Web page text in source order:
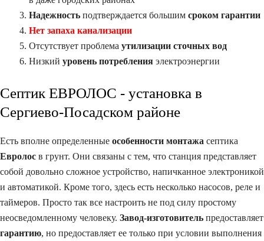
Надежность подтверждается большим сроком гарантии
Нет запаха канализации
Отсутствует проблемаутилизации сточных вод
Низкийуровень потребления электроэнергии
Септик ЕВРОЛОС - установка в
Сергиево-Посадском районе​
Есть вполне определенные особенности монтажа септика
Евролос в грунт. Они связаны с тем, что станция представляет
собой довольно сложное устройство, напичканное электроникой
и автоматикой. Кроме того, здесь есть несколько насосов, реле и
таймеров. Просто так все настроить не под силу простому
неосведомленному человеку. Завод-изготовитель предоставляет
гарантию, но предоставляет ее только при условии выполнения